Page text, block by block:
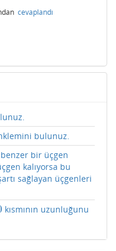
cevaplandı
bulunuz.
bir üçgen
kalıyorsa bu
sağlayan üçgenleri
kısmının uzunluğunu